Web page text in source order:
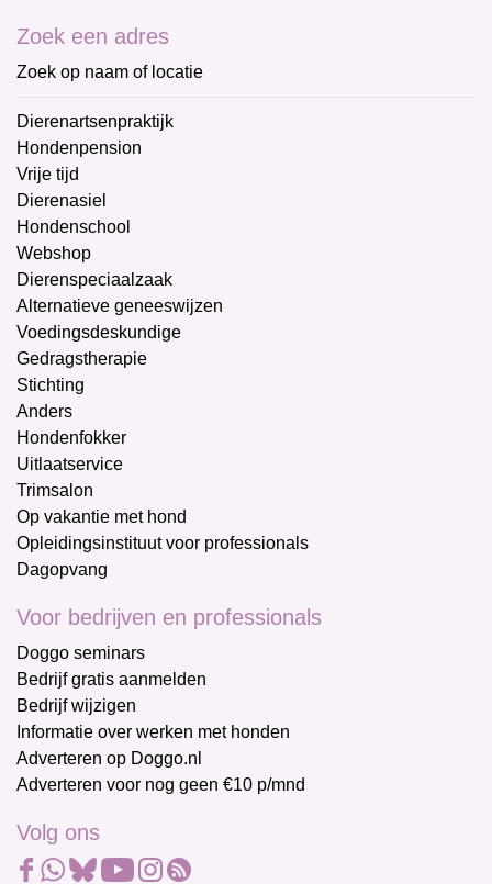
Zoek een adres
Zoek op naam of locatie
Dierenartsenpraktijk
Hondenpension
Vrije tijd
Dierenasiel
Hondenschool
Webshop
Dierenspeciaalzaak
Alternatieve geneeswijzen
Voedingsdeskundige
Gedragstherapie
Stichting
Anders
Hondenfokker
Uitlaatservice
Trimsalon
Op vakantie met hond
Opleidingsinstituut voor professionals
Dagopvang
Voor bedrijven en professionals
Doggo seminars
Bedrijf gratis aanmelden
Bedrijf wijzigen
Informatie over werken met honden
Adverteren op Doggo.nl
Adverteren voor nog geen €10 p/mnd
Volg ons